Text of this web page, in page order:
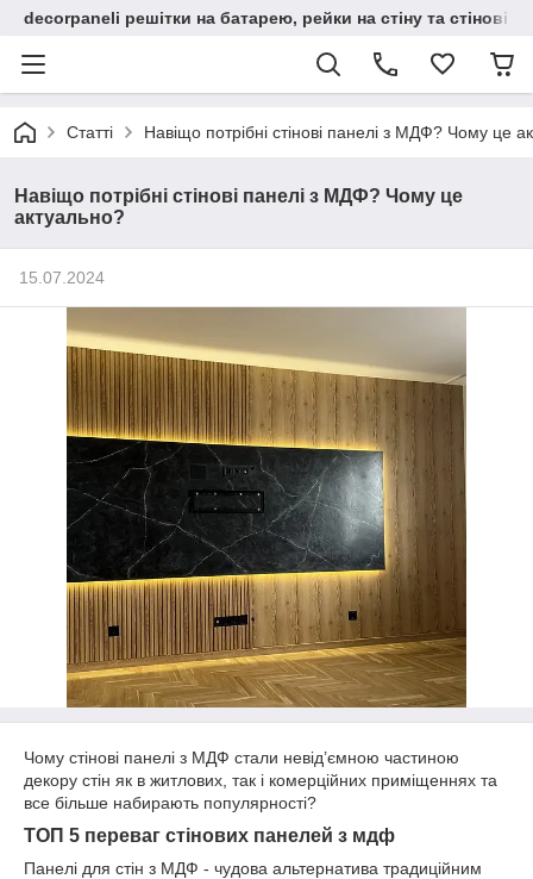
decorpaneli решітки на батарею, рейки на стіну та стінові
Статті Навіщо потрібні стінові панелі з МДФ? Чому це
Навіщо потрібні стінові панелі з МДФ? Чому це
актуально?
15.07.2024
Чому стінові панелі з МДФ стали невід’ємною частиною
декору стін як в житлових, так і комерційних приміщеннях та
все більше набирають популярності?
ТОП 5 переваг стінових панелей з мдф
Панелі для стін з МДФ - чудова альтернатива традиційним